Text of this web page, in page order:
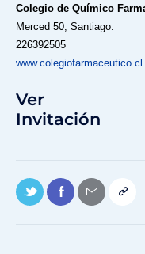
Colegio de Químico
Merced 50, Santiago.
226392505
www.colegiofarmaceutico.cl
Ver
Invitación